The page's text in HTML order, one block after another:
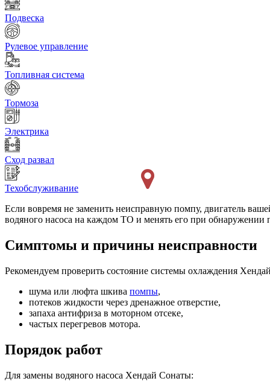
Подвеска
Рулевое управление
Топливная система
Тормоза
Электрика
Сход развал
Техобслуживание
Если вовремя не заменить неисправную помпу, двигатель
водяного насоса на каждом ТО и менять его при
Симптомы и причины неисправности
Рекомендуем проверить состояние системы охлаждения
шума или люфта шкива помпы,
потеков жидкости через дренажное отверстие,
запаха антифриза в моторном отсеке,
частых перегревов мотора.
Порядок работ
Для замены водяного насоса Хендай Сонаты: